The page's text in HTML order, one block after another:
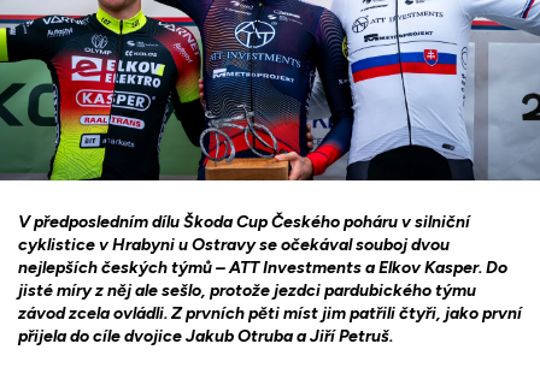
V předposledním dílu Škoda Cup Českého poháru v silniční
cyklistice v Hrabyni u Ostravy se očekával souboj dvou
nejlepších českých týmů – ATT Investments a Elkov Kasper. Do
jisté míry z něj ale sešlo, protože jezdci pardubického týmu
závod zcela ovládli. Z prvních pěti míst jim patřili čtyři, jako první
přijela do cíle dvojice Jakub Otruba a Jiří Petruš.